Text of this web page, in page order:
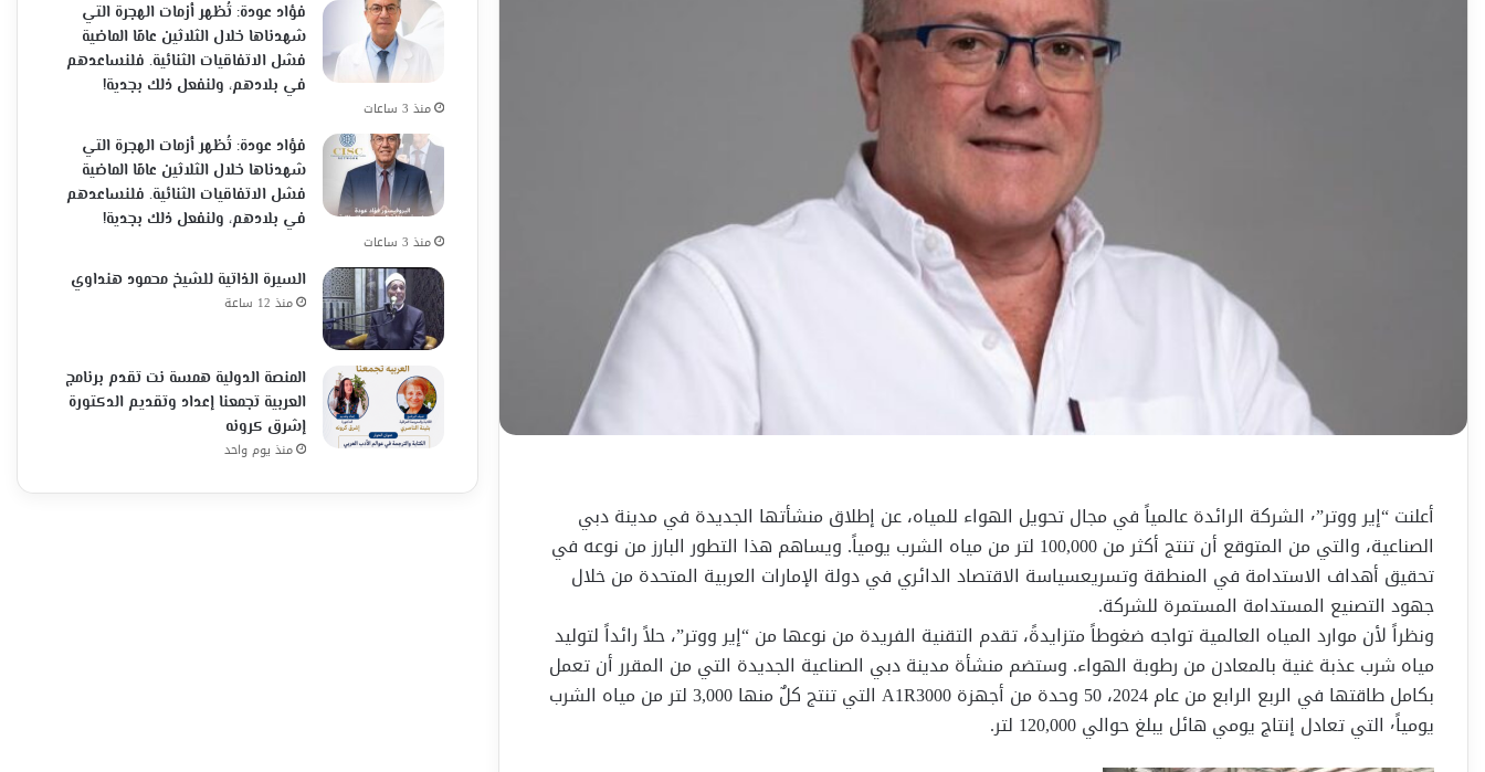
أعلنت “إير ووتر”٬ الشركة الرائدة عالمياً في مجال تحويل الهواء للمياه، عن إطلاق منشأتها الجديدة في مدينة دبي
الصناعية، والتي من المتوقع أن تنتج أكثر من 100,000 لتر من مياه الشرب يومياً. ويساهم هذا التطور البارز من نوعه في
تحقيق أهداف الاستدامة في المنطقة وتسريعسياسة الاقتصاد الدائري في دولة الإمارات العربية المتحدة من خلال
جهود التصنيع المستدامة المستمرة للشركة.
ونظراً لأن موارد المياه العالمية تواجه ضغوطاً متزايدةً، تقدم التقنية الفريدة من نوعها من “إير ووتر”، حلاً رائداً لتوليد
مياه شرب عذبة غنية بالمعادن من رطوبة الهواء. وستضم منشأة مدينة دبي الصناعية الجديدة التي من المقرر أن تعمل
بكامل طاقتها في الربع الرابع من عام 2024، 50 وحدة من أجهزة A1R3000 التي تنتج كلٌ منها 3,000 لتر من مياه الشرب
يومياً٬ التي تعادل إنتاج يومي هائل يبلغ حوالي 120,000 لتر.
فؤاد عودة: تُظهر أزمات الهجرة التي
شهدناها خلال الثلاثين عامًا الماضية
فشل الاتفاقيات الثنائية. فلنساعدهم
في بلادهم، ولنفعل ذلك بجدية!
منذ 3 ساعات
فؤاد عودة: تُظهر أزمات الهجرة التي
شهدناها خلال الثلاثين عامًا الماضية
فشل الاتفاقيات الثنائية. فلنساعدهم
في بلادهم، ولنفعل ذلك بجدية!
منذ 3 ساعات
السيرة الذاتية للشيخ محمود هنداوي
منذ 12 ساعة
المنصة الدولية همسة نت تقدم برنامج
العربية تجمعنا إعداد وتقديم الدكتورة
إشرق كرونه
منذ يوم واحد